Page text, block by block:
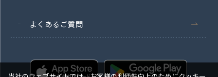
よくあるご質問